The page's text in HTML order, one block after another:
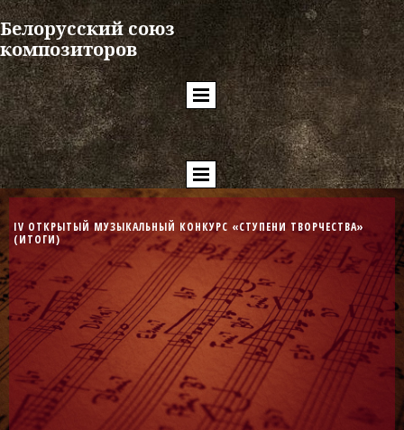
Белорусский союз
композиторов
IV ОТКРЫТЫЙ МУЗЫКАЛЬНЫЙ КОНКУРС «СТУПЕНИ ТВОРЧЕСТВА»
(ИТОГИ)